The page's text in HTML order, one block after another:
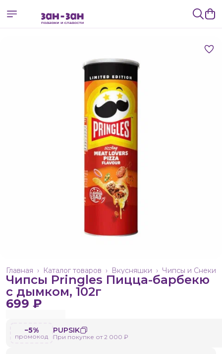
Чипсы и Снеки
Вкусняшки ›
Каталог товаров ›
Главная ›
Чипсы Pringles Пицца-барбекю
с дымком, 102г
699 ₽
−5%
промокод
PUPSIK
При покупке от 2 000 ₽